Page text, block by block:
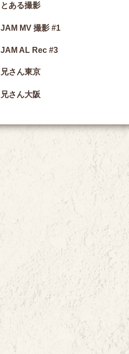
とある撮影
JAM MV 撮影 #1
JAM AL Rec #3
兄さん東京
兄さん大阪